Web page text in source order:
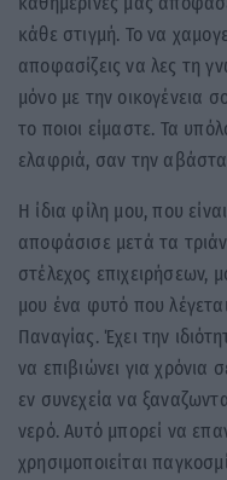
κάθε στιγμή. Το να
αποφασίζεις να λες τη
μόνο με την οικογένεια
το ποιοι είμαστε. Τα
ελαφριά, σαν την
Η ίδια φίλη μου, που
αποφάσισε μετά τα
στέλεχος επιχειρήσεων,
μου ένα φυτό που
Παναγίας. Έχει την
να επιβιώνει για
εν συνεχεία να
νερό. Αυτό μπορεί να
χρησιμοποιείται